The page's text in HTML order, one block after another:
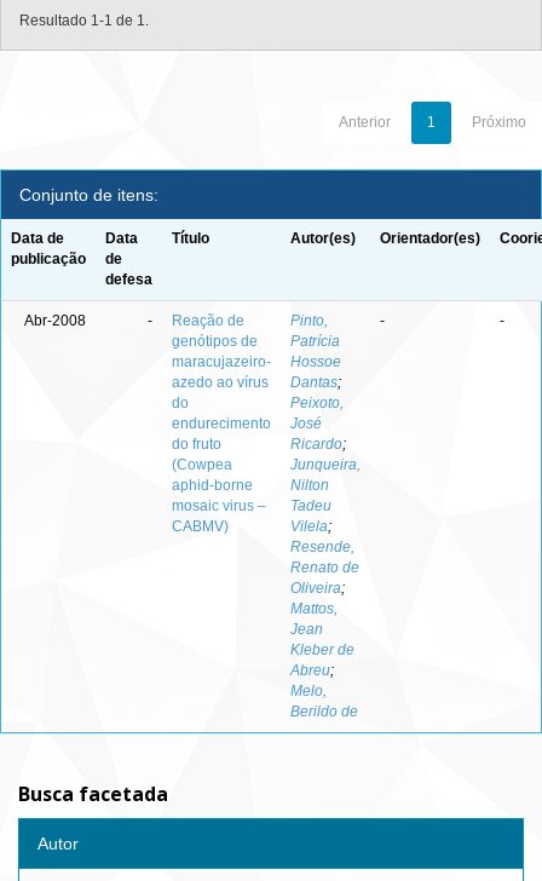
Resultado 1-1 de 1.
Anterior 1 Próximo
Conjunto de itens:
Data de
publicação
Data
de
defesa
Título Autor(es) Orientador(es)
Abr-2008 -
Reação de
genótipos de
maracujazeiro-
azedo ao vírus
do
endurecimento
do fruto
(Cowpea
aphid-borne
mosaic virus –
CABMV)
Pinto,
Patrícia
Hossoe
Dantas;
Peixoto,
José
Ricardo;
Junqueira,
Nilton
Tadeu
Vilela;
Resende,
Renato de
Oliveira;
Mattos,
Jean
Kleber de
Abreu;
Melo,
Berildo de
- -
Busca facetada
Autor